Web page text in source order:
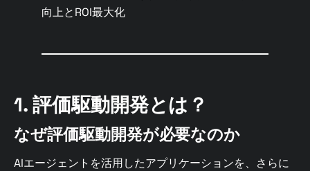
向上とROI最大化
1. 評価駆動開発とは？
なぜ評価駆動開発が必要なのか
AIエージェントを活用したアプリケーションを、さらに